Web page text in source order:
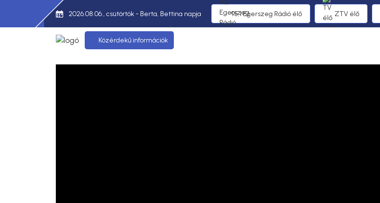
2026.08.06., csütörtök - Berta, Bettina napja 95,1 Egerszeg Rádió élő ZTV élő
Közérdekű információk